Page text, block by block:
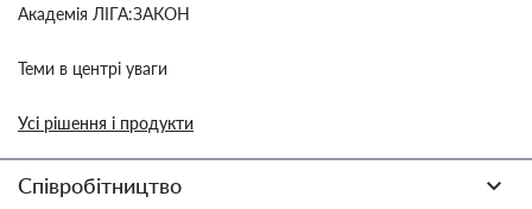
Академія ЛІГА:ЗАКОН
Теми в центрі уваги
Усі рішення і продукти
Співробітництво